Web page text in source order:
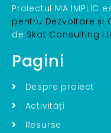
Proiectul MA IMPLIC
pentru Dezvoltare și
de Skat Consulting
Pagini
Despre proiect
Activități
Resurse